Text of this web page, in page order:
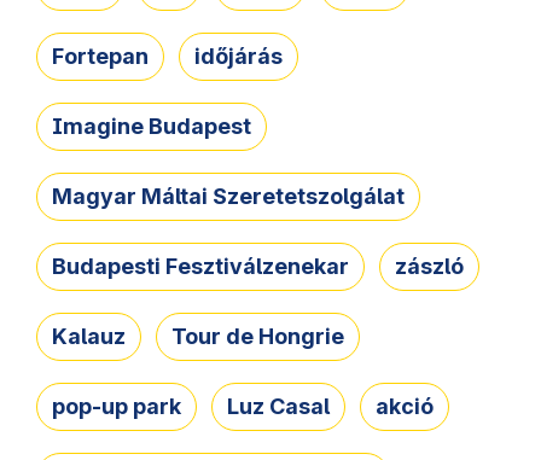
Fortepan időjárás
Imagine Budapest
Magyar Máltai Szeretetszolgálat
Budapesti Fesztiválzenekar zászló
Kalauz Tour de Hongrie
pop-up park Luz Casal akció